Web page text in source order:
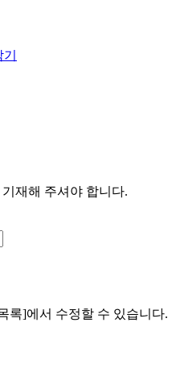
재해 주셔야 합니다.
록]에서 수정할 수 있습니다.